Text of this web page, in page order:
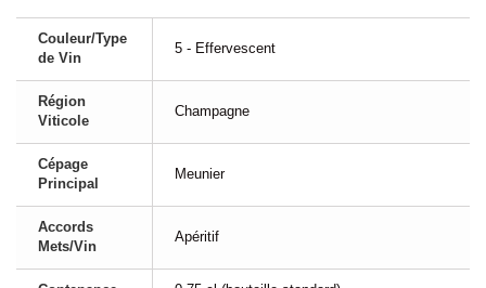
Couleur/Type
de Vin
5 - Effervescent
Région
Viticole
Champagne
Cépage
Principal
Meunier
Accords
Mets/Vin
Apéritif